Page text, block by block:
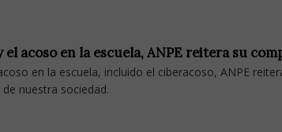
acoso en la escuela, ANPE reitera su
en la escuela, incluido el ciberacoso, ANPE
nuestra sociedad.